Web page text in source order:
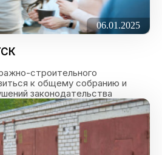
06.01.2025
строительного
к общему собранию и
законодательства